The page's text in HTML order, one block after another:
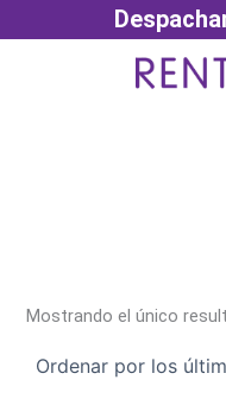
al
Mostrando el único